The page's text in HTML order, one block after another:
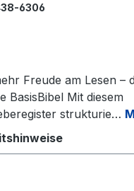
6306
Freude am Lesen –
BasisBibel Mit diesem
strukturie…